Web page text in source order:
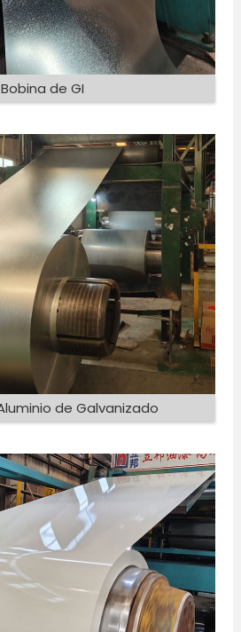
Bobina de GI
de Galvanizado